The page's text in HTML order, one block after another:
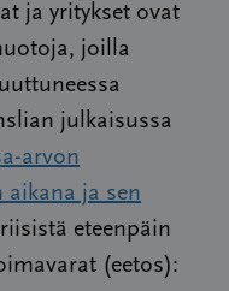
ja yritykset ovat
joilla
julkaisussa
arvon
ja sen
eteenpäin
(eetos):